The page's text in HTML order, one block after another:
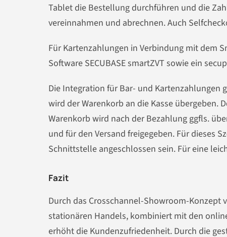
Tablet die Bestellung durchführen und die
vereinnahmen und abrechnen. Auch
Für Kartenzahlungen in Verbindung mit dem
Software SECUBASE smartZVT sowie ein
Die Integration für Bar- und Kartenzahlungen
wird der Warenkorb an die Kasse übergeben.
Warenkorb wird nach der Bezahlung ggfls.
und für den Versand freigegeben. Für dieses
Schnittstelle angeschlossen sein. Für eine
Fazit
Durch das Crosschannel-Showroom-
stationären Handels, kombiniert mit den
erhöht die Kundenzufriedenheit. Durch die